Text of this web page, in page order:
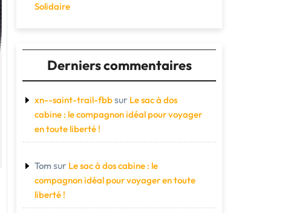
Solidaire
Derniers commentaires
xn--saint-trail-fbbsur Le sac à dos
cabine : le compagnon idéal pour voyager
en toute liberté !
Tom sur Le sac à dos cabine : le
compagnon idéal pour voyager en toute
liberté !